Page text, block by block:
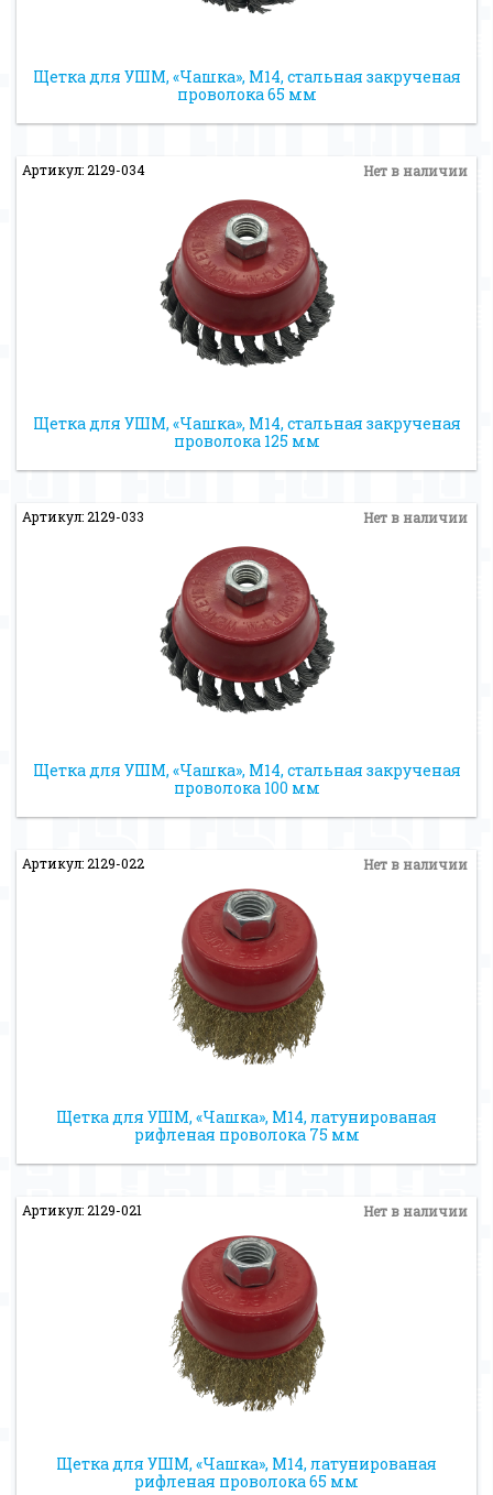
Щетка для УШМ, «Чашка», М14, стальная закрученая
проволока 65 мм
Артикул: 2129-034 Нет в наличии
Щетка для УШМ, «Чашка», М14, стальная закрученая
проволока 125 мм
Артикул: 2129-033 Нет в наличии
Щетка для УШМ, «Чашка», М14, стальная закрученая
проволока 100 мм
Артикул: 2129-022 Нет в наличии
Щетка для УШМ, «Чашка», М14, латунированая
рифленая проволока 75 мм
Артикул: 2129-021 Нет в наличии
Щетка для УШМ, «Чашка», М14, латунированая
рифленая проволока 65 мм